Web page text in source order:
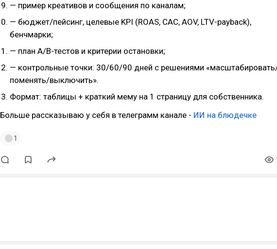
— пример креативов и сообщения по каналам;
— бюджет/пейсинг, целевые KPI (ROAS, CAC, AOV, LTV-payback),
бенчмарки;
— план A/B-тестов и критерии остановки;
— контрольные точки: 30/60/90 дней с решениями
поменять/выключить».
Формат: таблицы + краткий мему на 1 страницу для собственника.
Больше рассказываю у себя в телеграмм канале - ИИ на блюдечке
1